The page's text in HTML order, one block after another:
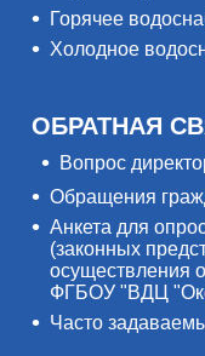
Горячее
Холодное
ОБРАТНАЯ
Вопрос
Обращения
Анкета для
(законных
осуществления
ФГБОУ "ВДЦ
Часто